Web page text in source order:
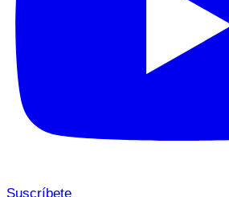
Suscríbete